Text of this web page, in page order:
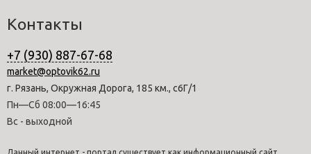
Контакты
+7 (930) 887-67-68
market@optovik62.ru
г. Рязань, Окружная Дорога, 185 км., с6Г/1
Пн—Сб 08:00—16:45
Вс - выходной